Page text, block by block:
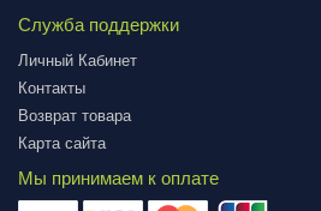
Служба поддержки
Личный Кабинет
Контакты
Возврат товара
Карта сайта
Мы принимаем к оплате